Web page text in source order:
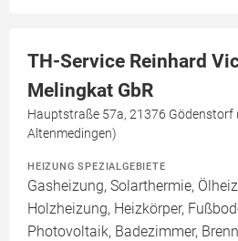
TH-Service Reinhard
Melingkat GbR
Hauptstraße 57a, 21376 Gödenstorf
Altenmedingen)
HEIZUNG SPEZIALGEBIETE
Gasheizung, Solarthermie,
Holzheizung, Heizkörper,
Photovoltaik, Badezimmer,